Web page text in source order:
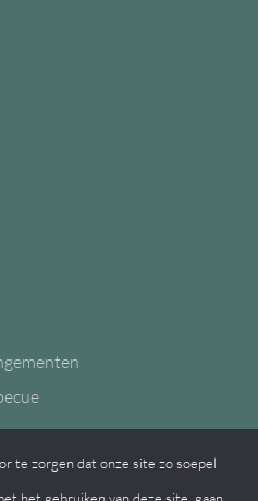
te zorgen dat onze site zo soepel